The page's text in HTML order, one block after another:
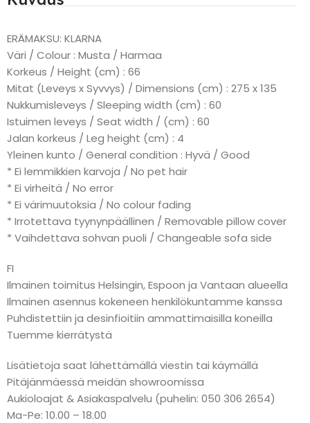
ERÄMAKSU: KLARNA
Väri / Colour : Musta / Harmaa
Korkeus / Height (cm) : 66
Mitat (Leveys x Syvvys) / Dimensions (cm) : 275 x 135
Nukkumisleveys / Sleeping width (cm) : 60
Istuimen leveys / Seat width / (cm) : 60
Jalan korkeus / Leg height (cm) : 4
Yleinen kunto / General condition : Hyvä / Good
* Ei lemmikkien karvoja / No pet hair
* Ei virheitä / No error
* Ei värimuutoksia / No colour fading
* Irrotettava tyynynpäällinen / Removable pillow cover
* Vaihdettava sohvan puoli / Changeable sofa side
FI
Ilmainen toimitus Helsingin, Espoon ja Vantaan alueella
Ilmainen asennus kokeneen henkilökuntamme kanssa
Puhdistettiin ja desinfioitiin ammattimaisilla koneilla
Tuemme kierrätystä
Lisätietoja saat lähettämällä viestin tai käymällä
Pitäjänmäessä meidän showroomissa
Aukioloajat & Asiakaspalvelu (puhelin: 050 306 2654)
Ma-Pe: 10.00 – 18.00